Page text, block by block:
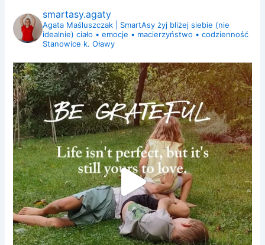
smartasy.agaty
Agata Maśluszczak | SmartAsy żyj bliżej siebie (nie
idealnie) ciało • emocje • macierzyństwo • codzienność
Stanowice k. Oławy